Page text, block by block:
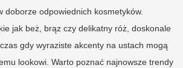
doborze odpowiednich kosmetyków.
jak beż, brąz czy delikatny róż, doskonale
gdy wyraziste akcenty na ustach mogą
lookowi. Warto poznać najnowsze trendy